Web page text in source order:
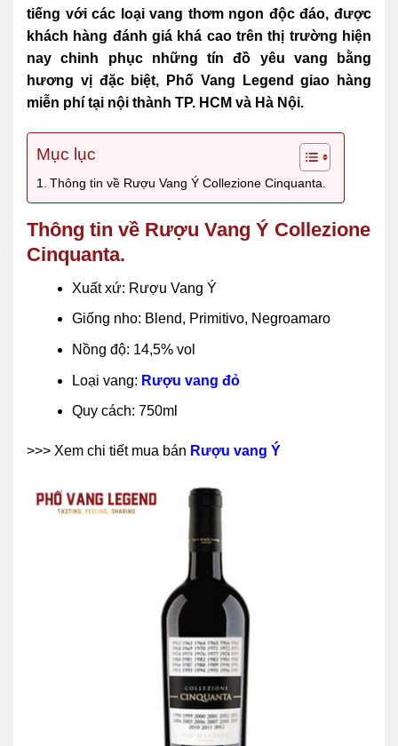
tiếng với các loại vang thơm ngon độc đáo, được
khách hàng đánh giá khá cao trên thị trường hiện
nay chinh phục những tín đồ yêu vang bằng
hương vị đặc biệt, Phố Vang Legend giao hàng
miễn phí tại nội thành TP. HCM và Hà Nội.
Mục lục
Thông tin về Rượu Vang Ý Collezione Cinquanta.
Thông tin về Rượu Vang Ý Collezione
Cinquanta.
Xuất xứ: Rượu Vang Ý
Giống nho: Blend, Primitivo, Negroamaro
Nồng độ: 14,5% vol
Loại vang: Rượu vang đỏ
Quy cách: 750ml
>>> Xem chi tiết mua bán Rượu vang Ý